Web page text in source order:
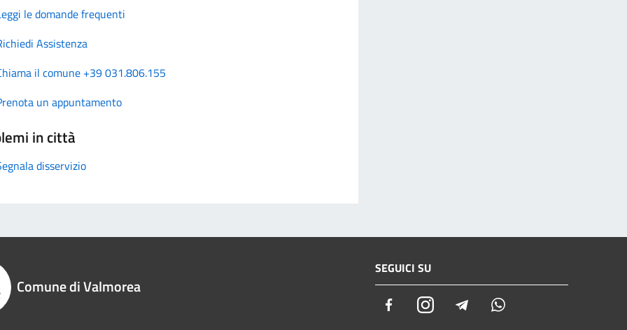
le domande frequenti
Assistenza
il comune +39 031.806.155
un appuntamento
in città
disservizio
Comune di Valmorea
SEGUICI SU
FacebookInstagramTelegram